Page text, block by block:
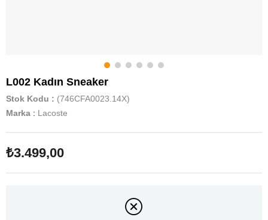
L002 Kadın Sneaker
Stok Kodu
(746CFA0023.14X)
Marka : Lacoste
₺3.499,00